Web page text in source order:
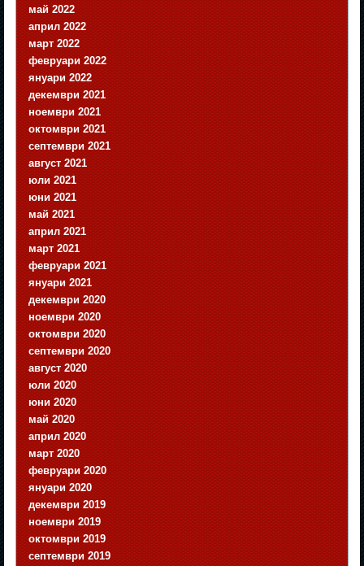
май 2022
април 2022
март 2022
февруари 2022
януари 2022
декември 2021
ноември 2021
октомври 2021
септември 2021
август 2021
юли 2021
юни 2021
май 2021
април 2021
март 2021
февруари 2021
януари 2021
декември 2020
ноември 2020
октомври 2020
септември 2020
август 2020
юли 2020
юни 2020
май 2020
април 2020
март 2020
февруари 2020
януари 2020
декември 2019
ноември 2019
октомври 2019
септември 2019